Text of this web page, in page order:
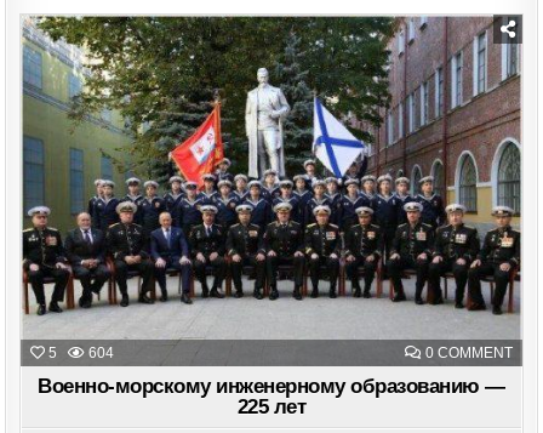
5 604 0 COMMENTON
Posted
in
Военно-морскому инженерному образованию —
225 лет